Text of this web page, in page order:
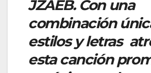
JZAEB. Con una
combinación
estilos y letras
esta canción